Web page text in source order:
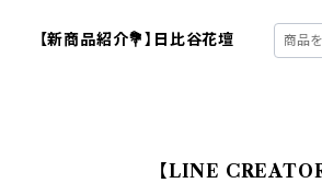
【新商品紹介💐】日比谷花壇
【LINE